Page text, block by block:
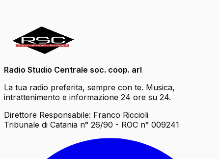
Radio Studio Centrale soc. coop. arl
La tua radio preferita, sempre con te. Musica,
intrattenimento e informazione 24 ore su 24.
Direttore Responsabile: Franco Riccioli
Tribunale di Catania n° 26/90 - ROC n° 009241